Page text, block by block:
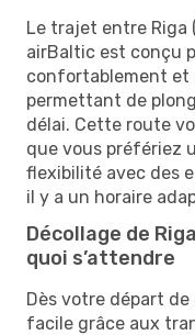
Le trajet entre Riga
airBaltic est conçu
confortablement et
permettant de
délai. Cette route
que vous préfériez
flexibilité avec des
il y a un horaire
Décollage de
quoi s’attendre
Dès votre départ de
facile grâce aux